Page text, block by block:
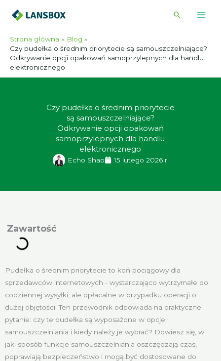
Strona główna
Blog
Czy pudełka o średnim priorytecie są samouszczelniające?
Odkrywanie opcji opakowań samoprzylepnych dla handlu
elektronicznego
Czy pudełka o średnim priorytecie
są samouszczelniające?
Odkrywanie opcji opakowań
samoprzylepnych dla handlu
elektronicznego
Echo Shao 15 lutego 2026 r.
Pudełka o średnim priorytecie to koń pociągowy dla
sprzedawców internetowych - wystarczająco wytrzymałe do
codziennej wysyłki, ale opłacalne w przypadku operacji o
dużej objętości. Ten przewodnik odpowiada na praktyczne
pytanie: czy te pudełka są wyposażone w opcje
samouszczelniania i kiedy należy je wybrać? Dowiesz się, w
jaki sposób funkcje samouszczelniania oszczędzają czas,
poprawiają bezpieczeństwo i mogą być dostosowane do